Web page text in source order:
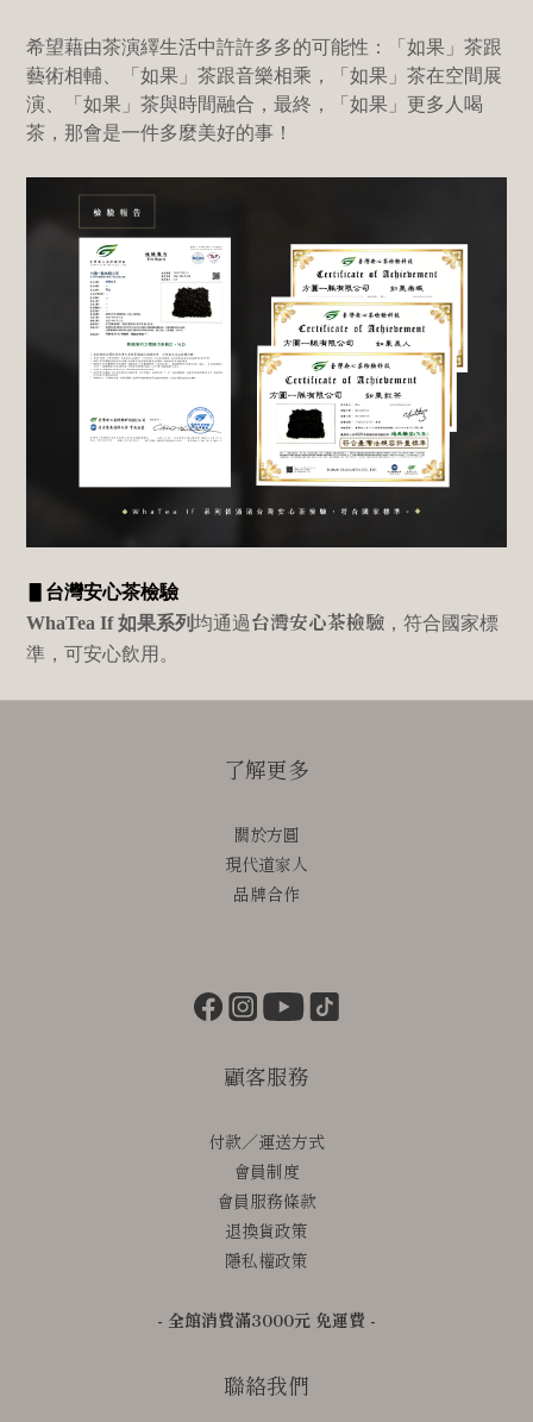
希望藉由茶演繹生活中許許多多的可能性：「如果」茶跟
藝術相輔、「如果」茶跟音樂相乘，「如果」茶在空間展
演、「如果」茶與時間融合，最終，「如果」更多人喝
茶，那會是一件多麼美好的事！
▋台灣安心茶檢驗
WhaTea If如果系列均通過台灣安心茶檢驗 ，符合國家標
準，可安心飲用。
了解更多
關於方圓
現代道家人
品牌合作
顧客服務
付款／運送方式
會員制度
會員服務條款
退換貨政策
隱私權政策
- 全館消費滿3000元 免運費 -
聯絡我們